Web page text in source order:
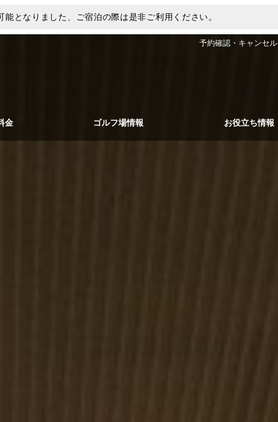
となりました、ご宿泊の際は是非ご利用ください。
予約確認・キャンセル
金 ゴルフ場情報 お役立ち情報